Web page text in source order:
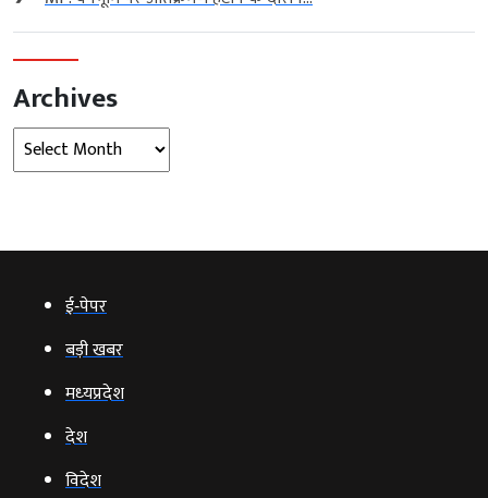
Archives
Archives
ई‑पेपर
बड़ी खबर
मध्‍यप्रदेश
देश
विदेश